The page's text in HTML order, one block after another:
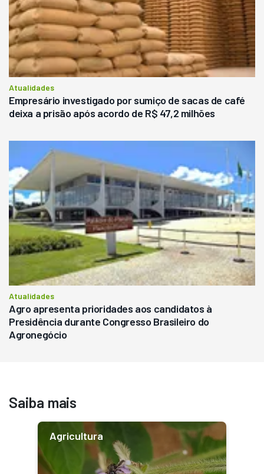
Atualidades
Empresário investigado por sumiço de sacas de café
deixa a prisão após acordo de R$ 47,2 milhões
Atualidades
Agro apresenta prioridades aos candidatos à
Presidência durante Congresso Brasileiro do
Agronegócio
Saiba mais
Agricultura